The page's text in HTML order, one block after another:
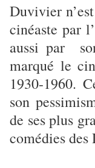
Duvivier
cinéaste par
aussi par
marqué le
1930-1960.
son
de ses plus
comédies